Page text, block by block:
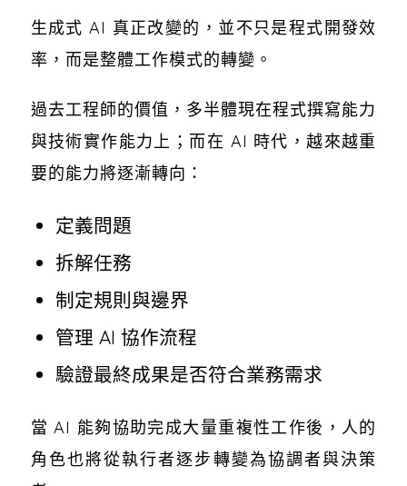
生成式 AI 真正改變的，並不只是程式開發效
率，而是整體工作模式的轉變。
過去工程師的價值，多半體現在程式撰寫能力
與技術實作能力上；而在 AI 時代，越來越重
要的能力將逐漸轉向：
定義問題
拆解任務
制定規則與邊界
管理 AI 協作流程
驗證最終成果是否符合業務需求
當 AI 能夠協助完成大量重複性工作後，人的
角色也將從執行者逐步轉變為協調者與決策